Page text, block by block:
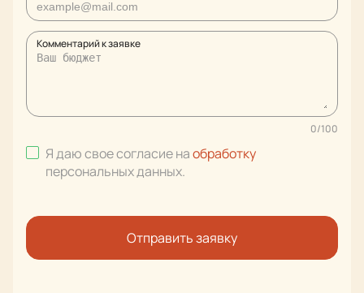
Комментарий к заявке
0/100
Я даю свое согласие наобработку
персональных данных.
Отправить заявку